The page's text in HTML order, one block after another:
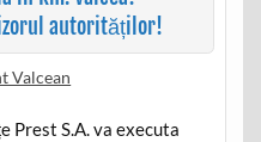
autorităților!
Valcean
Prest S.A. va executa